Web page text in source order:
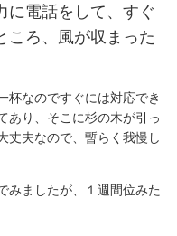
に電話をして、すぐ
ころ、風が収まった
杯なのですぐには対応でき
あり、そこに杉の木が引っ
丈夫なので、暫らく我慢し
みましたが、１週間位みた